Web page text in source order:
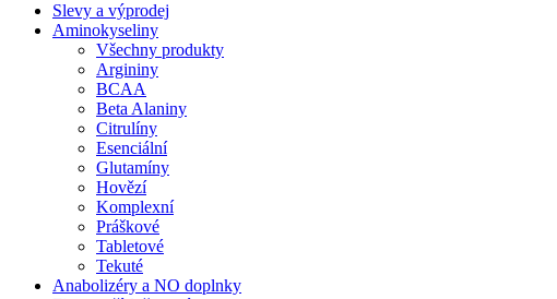
Slevy a výprodej
Aminokyseliny
Všechny produkty
Argininy
BCAA
Beta Alaniny
Citrulíny
Esenciální
Glutamíny
Hovězí
Komplexní
Práškové
Tabletové
Tekuté
Anabolizéry a NO doplnky